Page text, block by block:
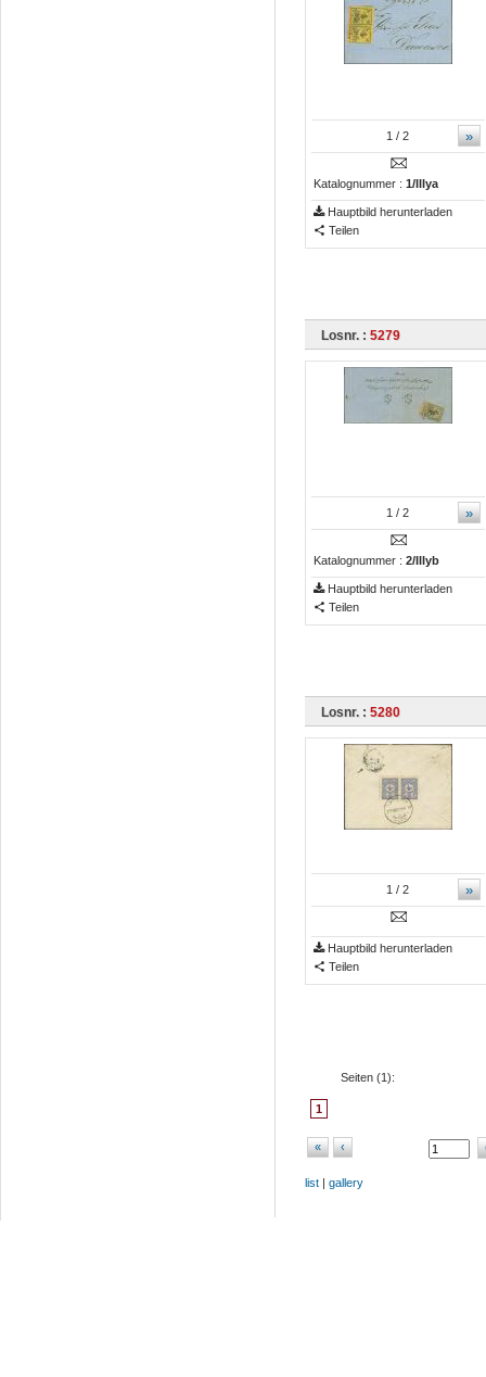
»
1 / 2
Katalognummer : 1/IIIya
Hauptbild herunterladen
Teilen
Losnr. : 5279
»
1 / 2
Katalognummer : 2/IIIyb
Hauptbild herunterladen
Teilen
Losnr. : 5280
»
1 / 2
Hauptbild herunterladen
Teilen
Seiten (1 ):
1
« ‹
list gallery